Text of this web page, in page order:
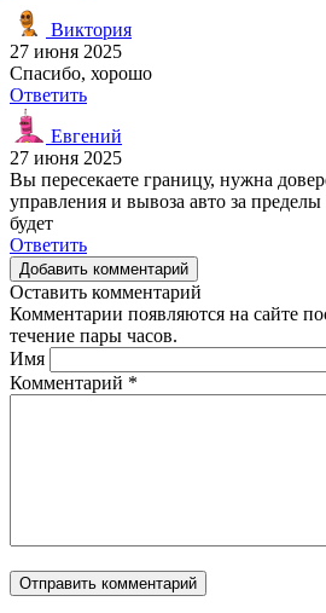
Виктория
27 июня 2025
Спасибо, хорошо
Ответить
Евгений
27 июня 2025
Вы пересекаете границу, нужна
управления и вывоза авто за
будет
Ответить
Добавить комментарий
Оставить комментарий
Комментарии появляются на сайте
течение пары часов.
Имя
Комментарий *